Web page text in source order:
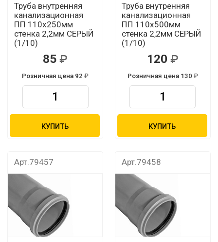
Труба внутренняя
канализационная
ПП 110х250мм
стенка 2,2мм СЕРЫЙ
(1/10)
85
Розничная цена 92
КУПИТЬ
Труба внутренняя
канализационная
ПП 110х500мм
стенка 2,2мм СЕРЫЙ
(1/10)
120
Розничная цена 130
КУПИТЬ
Арт.79457 Арт.79458